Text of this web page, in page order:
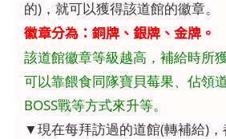
的)，就可以獲得該道館的徽章。
徽章分為：銅牌、銀牌、金牌。
該道館徽章等級越高，補給時所
可以靠餵食同隊寶貝莓果、佔領
BOSS戰等方式來升等。
▼現在每拜訪過的道館(轉補給)